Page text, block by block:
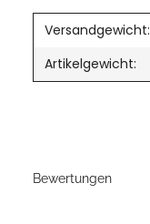
Versandgewicht:
Artikelgewicht:
Bewertungen